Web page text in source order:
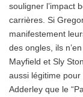
souligner l’impact
carrières. Si
manifestement
des ongles, ils
Mayfield et Sly
aussi légitime pour
Adderley que le